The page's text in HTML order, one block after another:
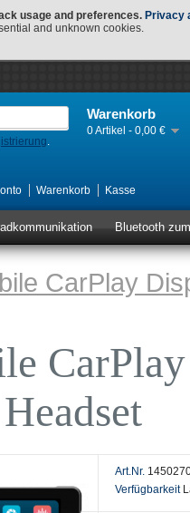
usage and preferences. Privacy
and unknown cookies.
Warenkorb
0 Artikel - 0,00 €
.
Warenkorb Kasse
Bluetooth
CarPlay
Art.Nr.
Verfügbarkeit